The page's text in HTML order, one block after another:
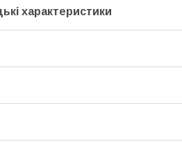
характеристики